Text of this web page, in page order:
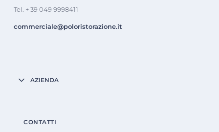
Tel. + 39 049 9998411
commerciale@poloristorazione.it
AZIENDA
CONTATTI